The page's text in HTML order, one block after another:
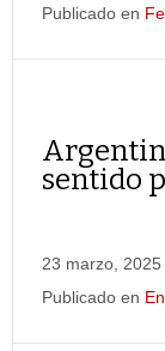
Publicado en
sentido
23 marzo, 2025
Publicado en